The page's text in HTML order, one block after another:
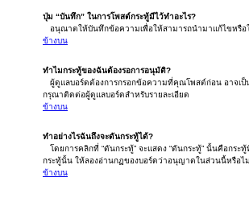
ปุ่ม “บันทึก” ในการโพสต์กระทู้มีไว้ทำอะไร?
อนุณาตให้บันทึกข้อความเพื่อให้สามารถนำมาแก้ไขหรือ
ข้างบน
ทำไมกระทู้ของฉันต้องรอการอนุมัติ?
ผู้ดูแลบอร์ดต้องการกรอกข้อความที่คุณโพสต์ก่อน อาจเป็
กรุณาติดต่อผู้ดูแลบอร์ดสำหรับรายละเอียด
ข้างบน
ทำอย่างไรฉันถึงจะดันกระทู้ได้?
โดยการคลิกที่ “ดันกระทู้” จะแสดง “ดันกระทู้” นั้นคือกร
กระทู้นั้น ให้ลองอ่านกฏของบอร์ดว่าอนุญาตในส่วนนี้หรือไ
ข้างบน